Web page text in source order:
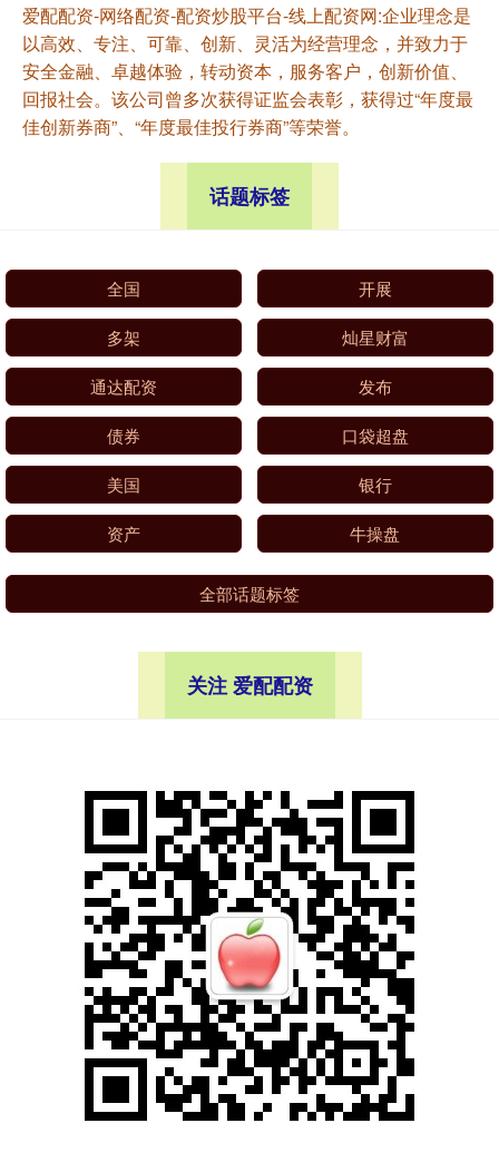
爱配配资-网络配资-配资炒股平台-线上配资网:企业理念是
以高效、专注、可靠、创新、灵活为经营理念，并致力于
安全金融、卓越体验，转动资本，服务客户，创新价值、
回报社会。该公司曾多次获得证监会表彰，获得过“年度最
佳创新券商”、“年度最佳投行券商”等荣誉。
话题标签
全国 开展
多架 灿星财富
通达配资 发布
债券 口袋超盘
美国 银行
资产 牛操盘
全部话题标签
关注 爱配配资